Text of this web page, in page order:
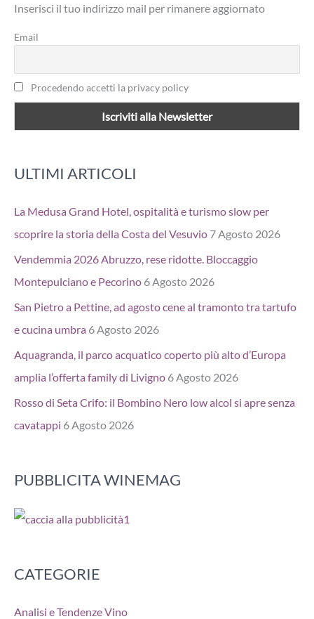
:Inserisci il tuo indirizzo mail per rimanere aggiornato
Email
Procedendo accetti la privacy policy
ULTIMI ARTICOLI
La Medusa Grand Hotel, ospitalità e turismo slow per
scoprire la storia della Costa del Vesuvio 7 Agosto 2026
Vendemmia 2026 Abruzzo, rese ridotte. Bloccaggio
Montepulciano e Pecorino 6 Agosto 2026
San Pietro a Pettine, ad agosto cene al tramonto tra tartufo
e cucina umbra 6 Agosto 2026
Aquagranda, il parco acquatico coperto più alto d’Europa
amplia l’offerta family di Livigno 6 Agosto 2026
Rosso di Seta Crifo: il Bombino Nero low alcol si apre senza
cavatappi 6 Agosto 2026
PUBBLICITA WINEMAG
CATEGORIE
Analisi e Tendenze Vino